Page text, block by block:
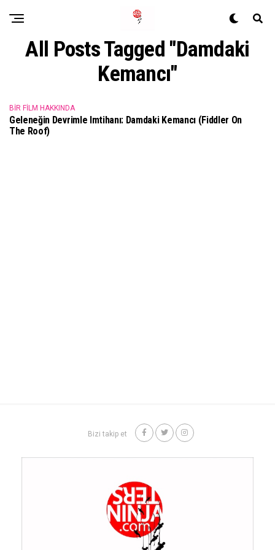
All Posts Tagged "Damdaki
Kemancı"
BIR FILM HAKKINDA
Geleneğin Devrimle Imtihanı: Damdaki Kemancı (Fiddler On
The Roof)
Bizi takip et